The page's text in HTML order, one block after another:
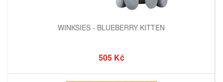
WINKSIES - BLUEBERRY KITTEN
505 Kč